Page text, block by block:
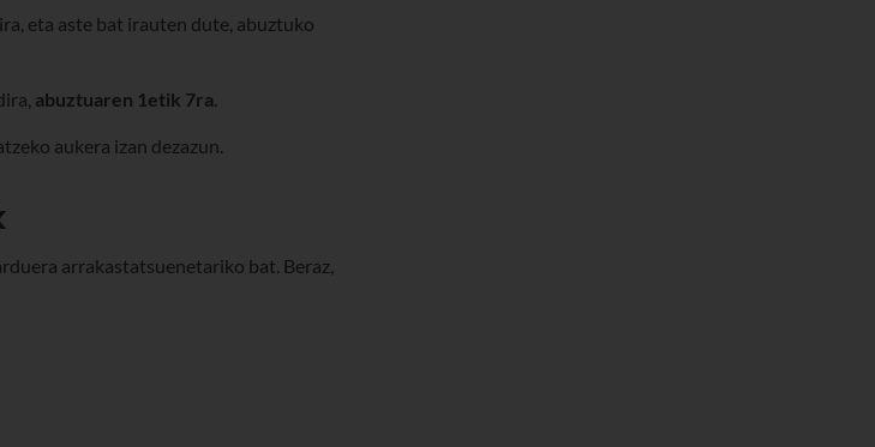
eta aste bat irauten dute, abuztuko
abuztuaren 1etik 7ra.
aukera izan dezazun.
arrakastatsuenetariko bat. Beraz,